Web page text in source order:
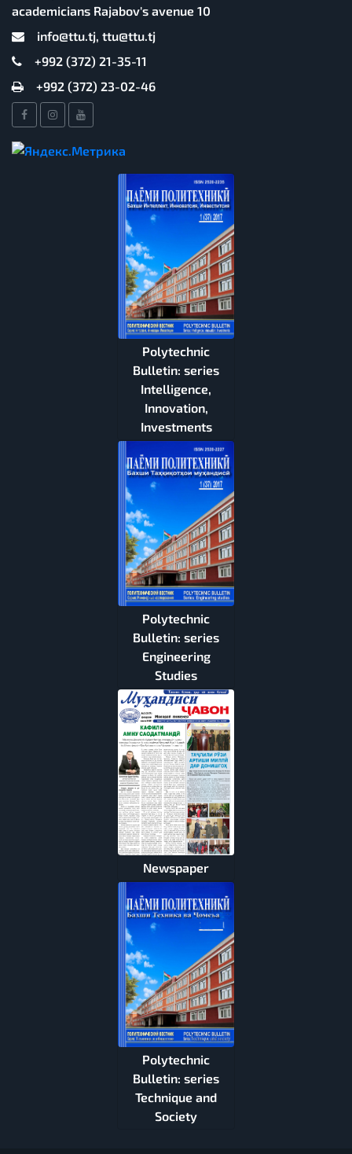
academicians Rajabov's avenue 10
info@ttu.tj, ttu@ttu.tj
+992 (372) 21-35-11
+992 (372) 23-02-46
Polytechnic
Bulletin: series
Intelligence,
Innovation,
Investments
Polytechnic
Bulletin: series
Engineering
Studies
Newspaper
Polytechnic
Bulletin: series
Technique and
Society